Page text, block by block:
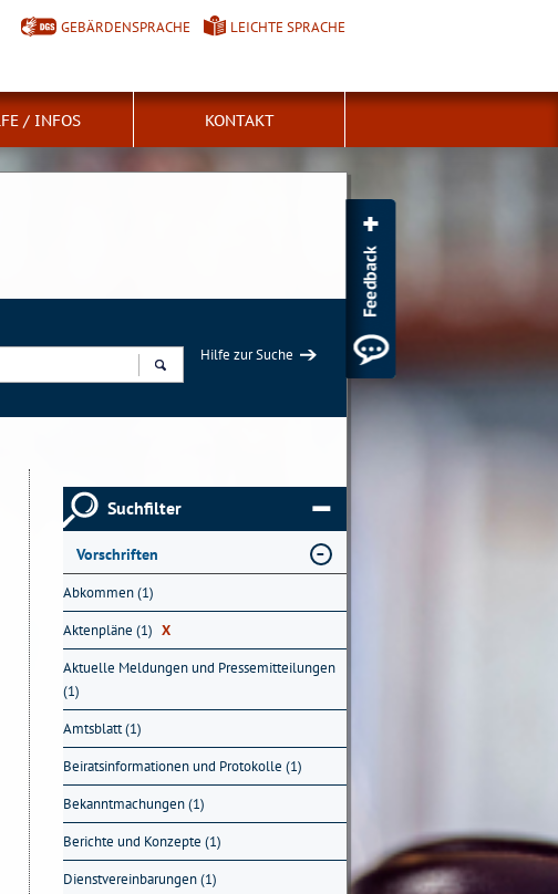
GEBÄRDENSPRACHE LEICHTE SPRACHE
/ INFOS KONTAKT
Hilfe zur Suche
Suchfilter
Vorschriften
Abkommen (1)
Aktenpläne (1) X
Aktuelle Meldungen und Pressemitteilungen
(1)
Amtsblatt (1)
Beiratsinformationen und Protokolle (1)
Bekanntmachungen (1)
Berichte und Konzepte (1)
Dienstvereinbarungen (1)